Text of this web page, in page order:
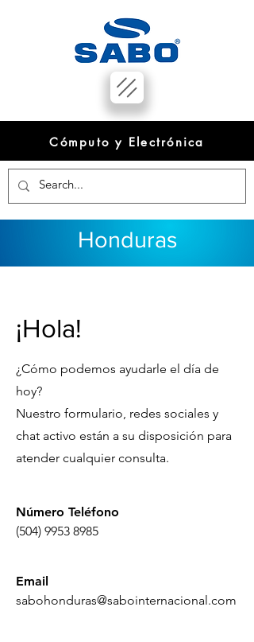
Cómputo y Electrónica
Honduras
¡Hola!
¿Cómo podemos ayudarle el día de
hoy?
Nuestro formulario, redes sociales y
chat activo están a su disposición para
atender cualquier consulta.
Número Teléfono
(504) 9953 8985
Email
sabohonduras@sabointernacional.com